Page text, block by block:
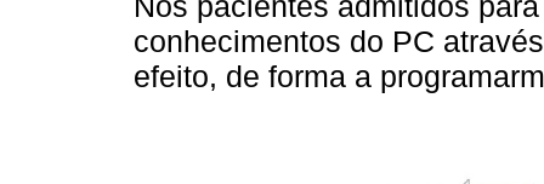
conhecimentos do PC
efeito, de forma a